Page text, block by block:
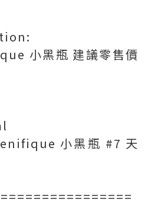
小黑瓶 建議零售價
小黑瓶 #7 天